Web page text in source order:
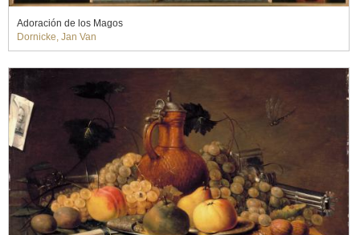
Adoración de los Magos
Dornicke, Jan Van